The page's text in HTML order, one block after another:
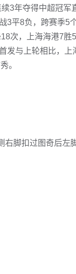
3年夺得中超冠军
3平8负，跨赛季5
次，上海海港7胜
发与上轮相比，上
。
脚扣过图奇后左